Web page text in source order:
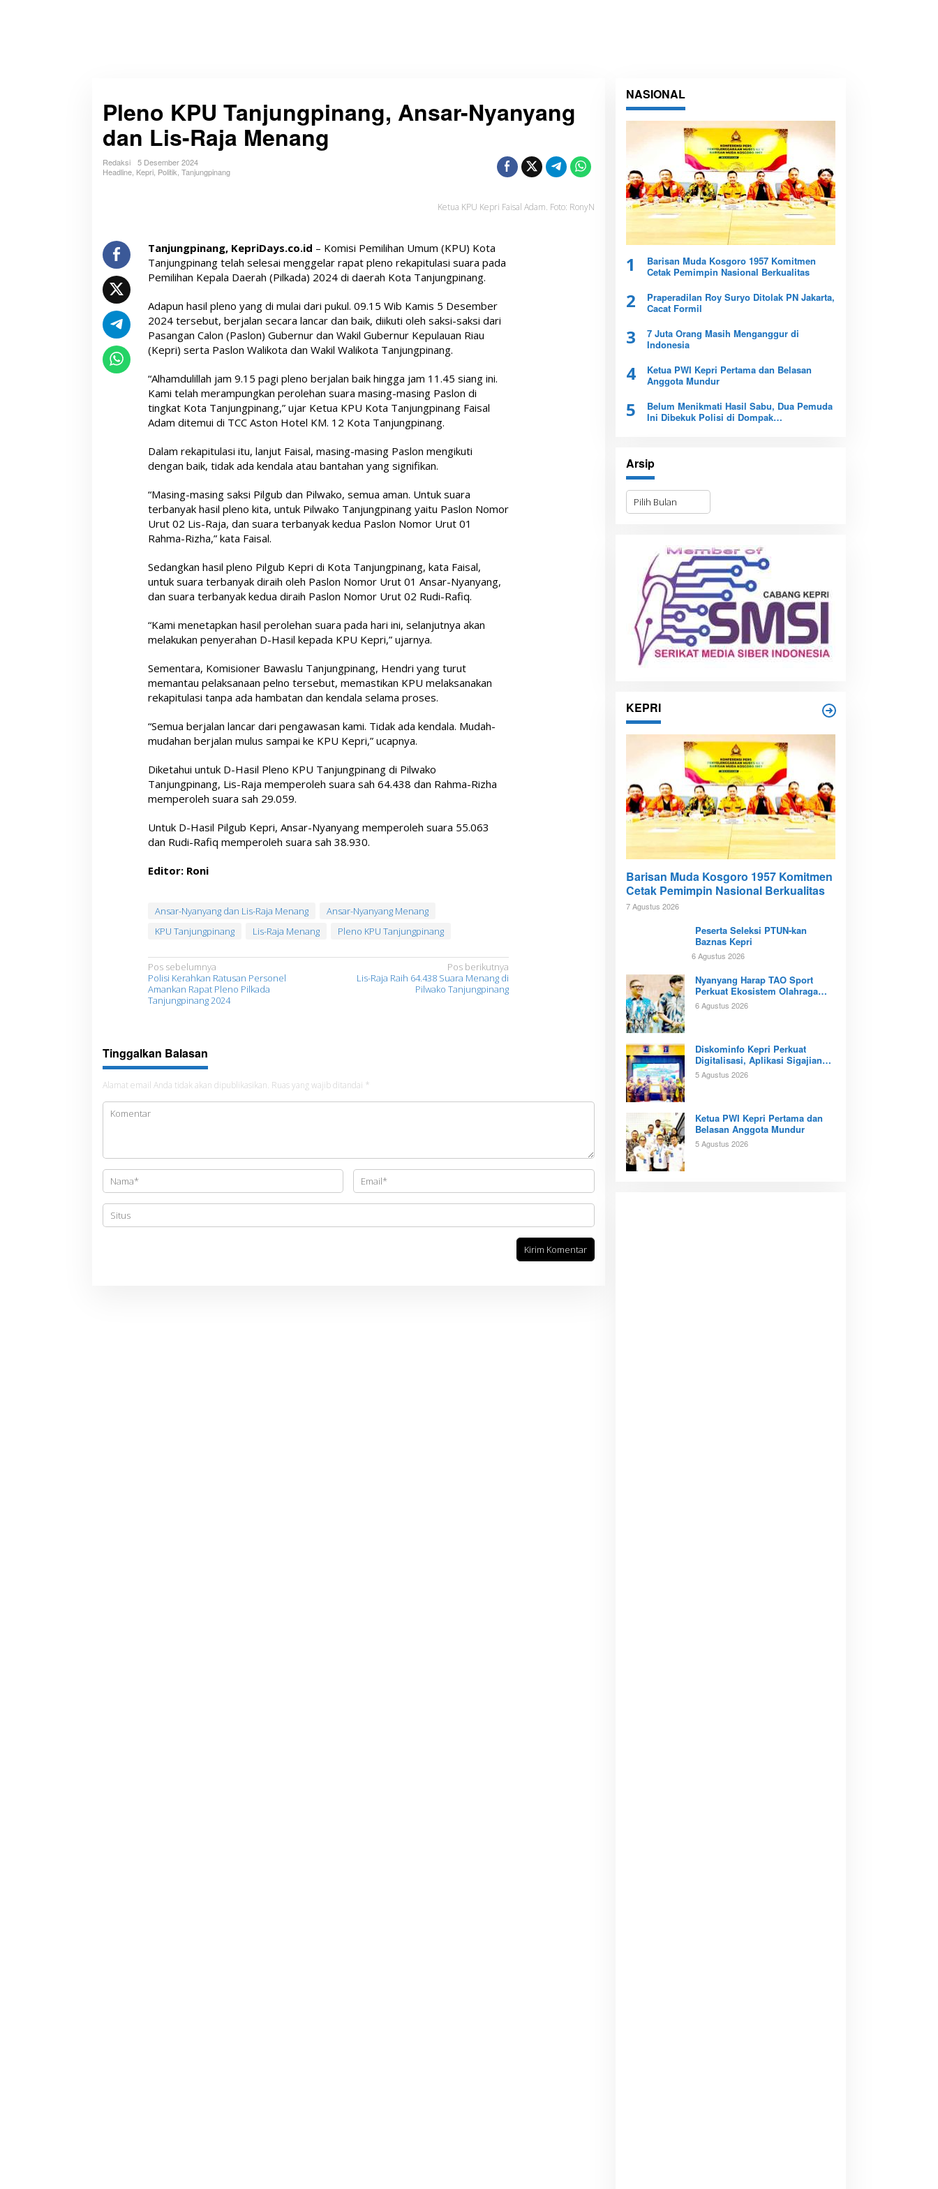
Pleno KPU Tanjungpinang, Ansar-Nyanyang
dan Lis-Raja Menang
Redaksi
5 Desember 2024
Headline Kepri Politik Tanjungpinang
Ketua KPU Kepri Faisal Adam. Foto: RonyN
Tanjungpinang, KepriDays.co.id – Komisi Pemilihan Umum (KPU) Kota
Tanjungpinang telah selesai menggelar rapat pleno rekapitulasi suara pada
Pemilihan Kepala Daerah (Pilkada) 2024 di daerah Kota Tanjungpinang.
Adapun hasil pleno yang di mulai dari pukul. 09.15 Wib Kamis 5 Desember
2024 tersebut, berjalan secara lancar dan baik, diikuti oleh saksi-saksi dari
Pasangan Calon (Paslon) Gubernur dan Wakil Gubernur Kepulauan Riau
(Kepri) serta Paslon Walikota dan Wakil Walikota Tanjungpinang.
“Alhamdulillah jam 9.15 pagi pleno berjalan baik hingga jam 11.45 siang ini.
Kami telah merampungkan perolehan suara masing-masing Paslon di
tingkat Kota Tanjungpinang,” ujar Ketua KPU Kota Tanjungpinang Faisal
Adam ditemui di TCC Aston Hotel KM. 12 Kota Tanjungpinang.
Dalam rekapitulasi itu, lanjut Faisal, masing-masing Paslon mengikuti
dengan baik, tidak ada kendala atau bantahan yang signifikan.
“Masing-masing saksi Pilgub dan Pilwako, semua aman. Untuk suara
terbanyak hasil pleno kita, untuk Pilwako Tanjungpinang yaitu Paslon Nomor
Urut 02 Lis-Raja, dan suara terbanyak kedua Paslon Nomor Urut 01
Rahma-Rizha,” kata Faisal.
Sedangkan hasil pleno Pilgub Kepri di Kota Tanjungpinang, kata Faisal,
untuk suara terbanyak diraih oleh Paslon Nomor Urut 01 Ansar-Nyanyang,
dan suara terbanyak kedua diraih Paslon Nomor Urut 02 Rudi-Rafiq.
“Kami menetapkan hasil perolehan suara pada hari ini, selanjutnya akan
melakukan penyerahan D-Hasil kepada KPU Kepri,” ujarnya.
Sementara, Komisioner Bawaslu Tanjungpinang, Hendri yang turut
memantau pelaksanaan pelno tersebut, memastikan KPU melaksanakan
rekapitulasi tanpa ada hambatan dan kendala selama proses.
“Semua berjalan lancar dari pengawasan kami. Tidak ada kendala. Mudah-
mudahan berjalan mulus sampai ke KPU Kepri,” ucapnya.
Diketahui untuk D-Hasil Pleno KPU Tanjungpinang di Pilwako
Tanjungpinang, Lis-Raja memperoleh suara sah 64.438 dan Rahma-Rizha
memperoleh suara sah 29.059.
Untuk D-Hasil Pilgub Kepri, Ansar-Nyanyang memperoleh suara 55.063
dan Rudi-Rafiq memperoleh suara sah 38.930.
Editor: Roni
Ansar-Nyanyang dan Lis-Raja Menang
Ansar-Nyanyang Menang
KPU Tanjungpinang
Lis-Raja Menang Pleno KPU Tanjungpinang
N
a
v
g
a
s
i
s
Pos sebelumnya
Polisi Kerahkan Ratusan Personel
Amankan Rapat Pleno Pilkada
Tanjungpinang 2024
Pos berikutnya
Lis-Raja Raih 64.438 Suara Menang di
Pilwako Tanjungpinang
Tinggalkan Balasan
Alamat email Anda tidak akan dipublikasikan. Ruas yang wajib ditandai *
NASIONAL
1
Barisan Muda Kosgoro 1957 Komitmen
Cetak Pemimpin Nasional Berkualitas
2
Praperadilan Roy Suryo Ditolak PN Jakarta,
Cacat Formil
3
7 Juta Orang Masih Menganggur di
Indonesia
4
Ketua PWI Kepri Pertama dan Belasan
Anggota Mundur
5
Belum Menikmati Hasil Sabu, Dua Pemuda
Ini Dibekuk Polisi di Dompak
Arsip
A
s
KEPRI
Barisan Muda Kosgoro 1957 Komitmen
Cetak Pemimpin Nasional Berkualitas
7 Agustus 2026
Peserta Seleksi PTUN-kan
Baznas Kepri
6 Agustus 2026
Nyanyang Harap TAO Sport
Perkuat Ekosistem Olahraga
Padel di Kota Batam
6 Agustus 2026
Diskominfo Kepri Perkuat
Digitalisasi, Aplikasi Sigajian
Sudah Terintegrasi TTE
5 Agustus 2026
Ketua PWI Kepri Pertama dan
Belasan Anggota Mundur
5 Agustus 2026